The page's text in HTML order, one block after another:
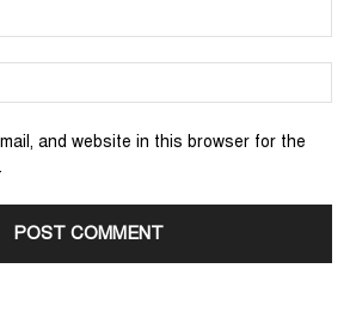
and website in this browser for the